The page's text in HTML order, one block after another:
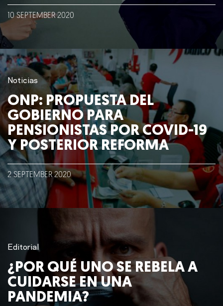
Nosotros
Clientes
Lo que hacemos
Blog
Talento
Conversemos
10 SEPTEMBER 2020
Noticias
ONP: PROPUESTA DEL
GOBIERNO PARA
PENSIONISTAS POR COVID-19
Y POSTERIOR REFORMA
2 SEPTEMBER 2020
Editorial
¿POR QUÉ UNO SE REBELA A
CUIDARSE EN UNA
PANDEMIA?